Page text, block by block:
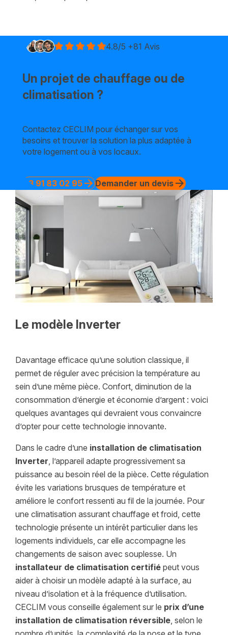
4.8/5 +81 Avis
Un projet de chauffage ou de
climatisation ?
Contactez CECLIM pour échanger sur vos
besoins et trouver la solution la plus adaptée à
votre logement ou à vos locaux.
03 91 83 02 95 arrow_forwardDemander un devis arrow_forward
Le modèle Inverter
Davantage efficace qu’une solution classique, il
permet de réguler avec précision la température au
sein d’une même pièce. Confort, diminution de la
consommation d’énergie et économie d’argent : voici
quelques avantages qui devraient vous convaincre
d’opter pour cette technologie innovante.
Dans le cadre d’une installation de climatisation
Inverter , l’appareil adapte progressivement sa
puissance au besoin réel de la pièce. Cette régulation
évite les variations brusques de température et
améliore le confort ressenti au fil de la journée. Pour
une climatisation assurant chauffage et froid, cette
technologie présente un intérêt particulier dans les
logements individuels, car elle accompagne les
changements de saison avec souplesse. Un
installateur de climatisation certifiépeut vous
aider à choisir un modèle adapté à la surface, au
niveau d’isolation et à la fréquence d’utilisation.
CECLIM vous conseille également sur le prix d’une
installation de climatisation réversible, selon le